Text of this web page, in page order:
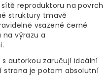
sítě reproduktoru na povrch
struktury tmavě
vsazené černé
výrazu a
autorkou zaručují ideální
strana je potom absolutní